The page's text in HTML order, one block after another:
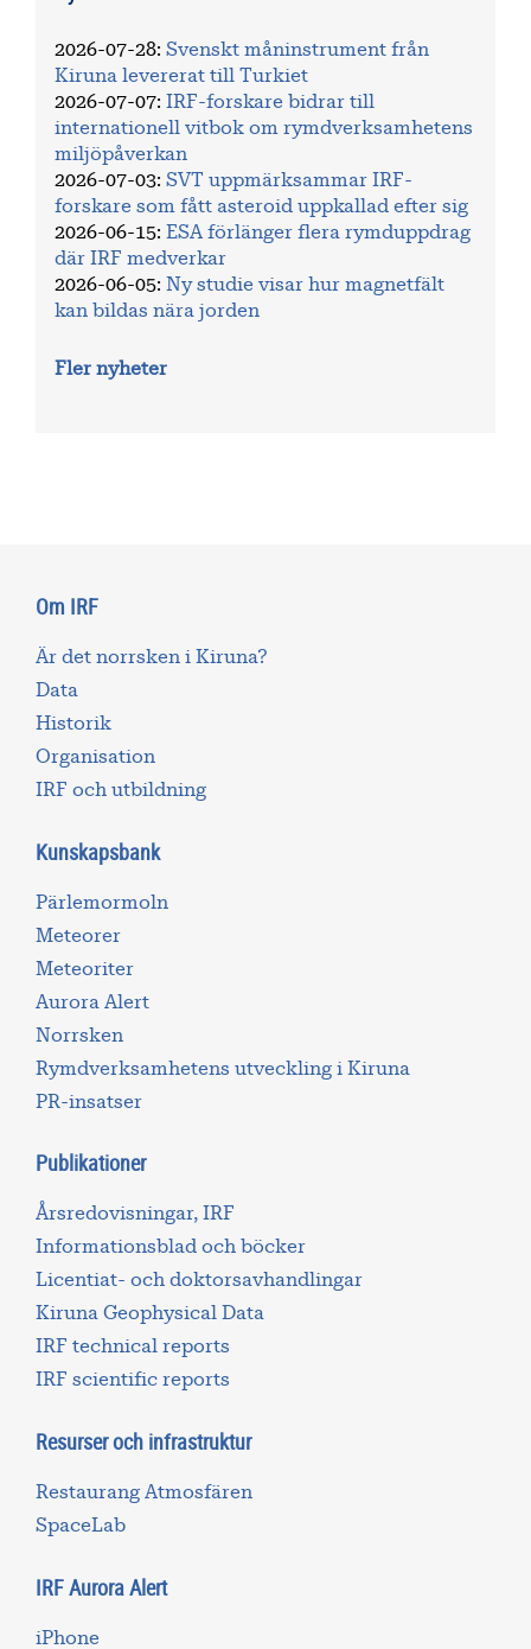
2026-07-28: Svenskt måninstrument från
Kiruna levererat till Turkiet
2026-07-07:
IRF-forskare bidrar till
internationell vitbok om rymdverksamhetens
miljöpåverkan
2026-07-03: SVT uppmärksammar IRF-
forskare som fått asteroid uppkallad efter sig
2026-06-15: ESA förlänger flera rymduppdrag
där IRF medverkar
2026-06-05: Ny studie visar hur magnetfält
kan bildas nära jorden
Fler nyheter
Om IRF
Är det norrsken i Kiruna?
Data
Historik
Organisation
IRF och utbildning
Kunskapsbank
Pärlemormoln
Meteorer
Meteoriter
Aurora Alert
Norrsken
Rymdverksamhetens utveckling i Kiruna
PR-insatser
Publikationer
Årsredovisningar, IRF
Informationsblad och böcker
Licentiat- och doktorsavhandlingar
Kiruna Geophysical Data
IRF technical reports
IRF scientific reports
Resurser och infrastruktur
Restaurang Atmosfären
SpaceLab
IRF Aurora Alert
iPhone